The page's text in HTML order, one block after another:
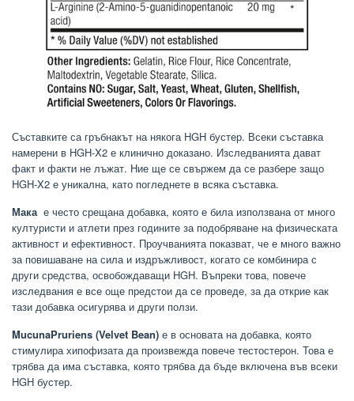
Съставките са гръбнакът на някога HGH бустер. Всеки съставка
намерени в HGH-X2 е клинично доказано. Изследванията дават
факт и факти не лъжат. Ние ще се свържем да се разбере защо
HGH-X2 е уникална, като погледнете в всяка съставка.
Мака е често срещана добавка, която е била използвана от много
културисти и атлети през годините за подобряване на физическата
активност и ефективност. Проучванията показват, че е много важно
за повишаване на сила и издръжливост, когато се комбинира с
други средства, освобождаващи HGH. Въпреки това, повече
изследвания е все още предстои да се проведе, за да открие как
тази добавка осигурява и други ползи.
MucunaPruriens (Velvet Bean) е в основата на добавка, която
стимулира хипофизата да произвежда повече тестостерон. Това е
трябва да има съставка, която трябва да бъде включена във всеки
HGH бустер.